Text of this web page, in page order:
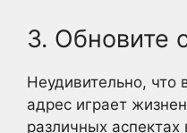
3. Обновите
Неудивительно,
адрес играет
различных